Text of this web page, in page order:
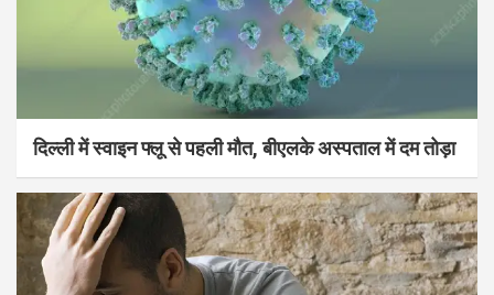
दिल्ली में स्वाइन फ्लू से पहली मौत, बीएलके अस्पताल में दम तोड़ा